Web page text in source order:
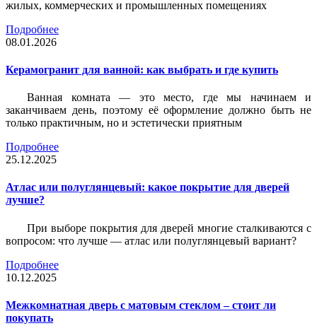
жилых, коммерческих и промышленных помещениях
Подробнее
08.01.2026
Керамогранит для ванной: как выбрать и где купить
Ванная комната — это место, где мы начинаем и
заканчиваем день, поэтому её оформление должно быть не
только практичным, но и эстетически приятным
Подробнее
25.12.2025
Атлас или полуглянцевый: какое покрытие для дверей
лучше?
При выборе покрытия для дверей многие сталкиваются с
вопросом: что лучше — атлас или полуглянцевый вариант?
Подробнее
10.12.2025
Межкомнатная дверь с матовым стеклом – стоит ли
покупать